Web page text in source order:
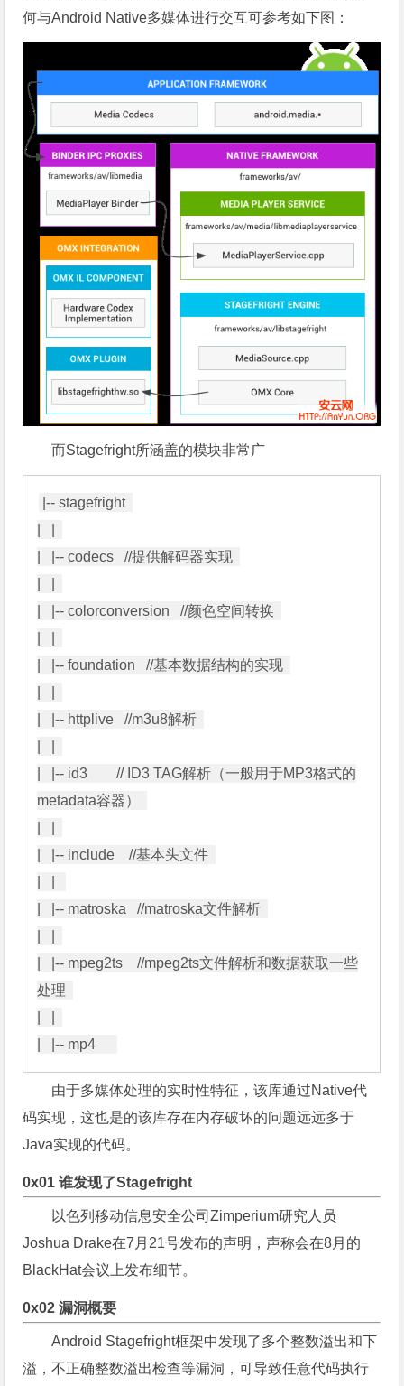
何与Android Native多媒体进行交互可参考如下图：
而Stagefright所涵盖的模块非常广
|-- stagefright
|   |-- codecs   //提供解码器实现
|   |-- colorconversion   //颜色空间转换
|   |-- foundation   //基本数据结构的实现
|   |-- httplive   //m3u8解析
|   |-- id3        // ID3 TAG解析（一般用于MP3格式的
metadata容器）
|   |-- include    //基本头文件
|   |-- matroska   //matroska文件解析
|   |-- mpeg2ts    //mpeg2ts文件解析和数据获取一些
处理
由于多媒体处理的实时性特征，该库通过Native代
码实现，这也是的该库存在内存破坏的问题远远多于
Java实现的代码。
0x01 谁发现了Stagefright
以色列移动信息安全公司Zimperium研究人员
Joshua Drake在7月21号发布的声明，声称会在8月的
BlackHat会议上发布细节。
0x02 漏洞概要
Android Stagefright框架中发现了多个整数溢出和下
溢，不正确整数溢出检查等漏洞，可导致任意代码执行